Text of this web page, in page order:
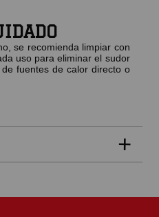
se recomienda limpiar con
uso para eliminar el sudor
fuentes de calor directo o
0%